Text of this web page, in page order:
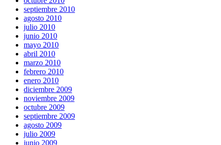
septiembre 2010
agosto 2010
julio 2010
junio 2010
mayo 2010
abril 2010
marzo 2010
febrero 2010
enero 2010
diciembre 2009
noviembre 2009
octubre 2009
septiembre 2009
agosto 2009
julio 2009
junio 2009